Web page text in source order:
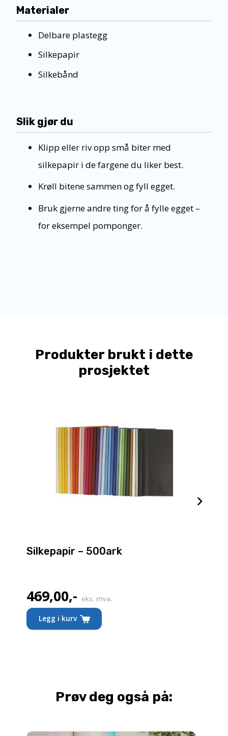
Materialer
Delbare plastegg
Silkepapir
Silkebånd
Slik gjør du
Klipp eller riv opp små biter med
silkepapir i de fargene du liker best.
Krøll bitene sammen og fyll egget.
Bruk gjerne andre ting for å fylle egget –
for eksempel pomponger.
Produkter brukt i dette
prosjektet
Silkepapir – 500ark
469,00,- eks. mva.
Legg i kurv
Prøv deg også på: